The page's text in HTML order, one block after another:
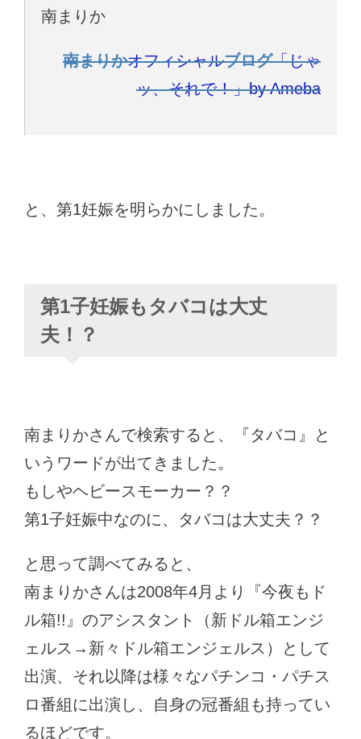
南まりか
南まりかオフィシャルブログ「じゃ
ッ、それで！」by Ameba
と、第1妊娠を明らかにしました。
第1子妊娠もタバコは大丈
夫！？
南まりかさんで検索すると、『タバコ』と
いうワードが出てきました。
もしやヘビースモーカー？？
第1子妊娠中なのに、タバコは大丈夫？？
と思って調べてみると、
南まりかさんは2008年4月より『今夜もド
ル箱!!』のアシスタント（新ドル箱エンジ
ェルス→新々ドル箱エンジェルス）として
出演、それ以降は様々なパチンコ・パチス
ロ番組に出演し、自身の冠番組も持ってい
るほどです。